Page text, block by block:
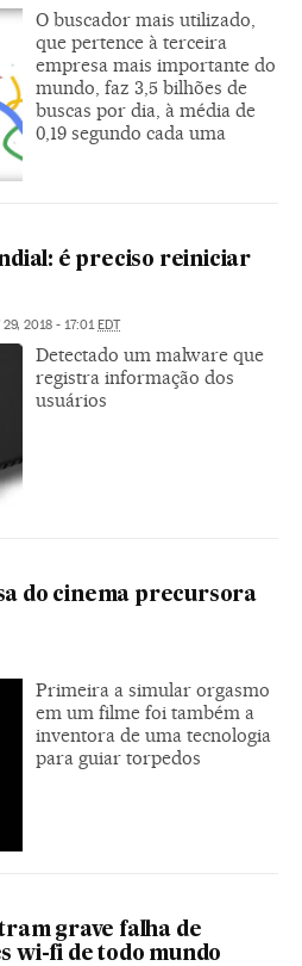
O buscador mais utilizado,
que pertence à terceira
empresa mais importante do
mundo, faz 3,5 bilhões de
buscas por dia, à média de
0,19 segundo cada uma
é preciso reiniciar
29, 2018 - 17:01 EDT
Detectado um malware que
registra informação dos
usuários
do cinema precursora
Primeira a simular orgasmo
em um filme foi também a
inventora de uma tecnologia
para guiar torpedos
grave falha de
wi-fi de todo mundo